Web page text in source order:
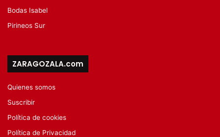
Bodas Isabel
Pirineos Sur
ZARAGOZALA.com
Quienes somos
Suscribir
Política de cookies
Política de Privacidad